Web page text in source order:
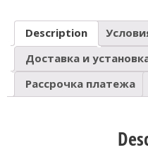
Description
Доставка и
Рассрочка платежа